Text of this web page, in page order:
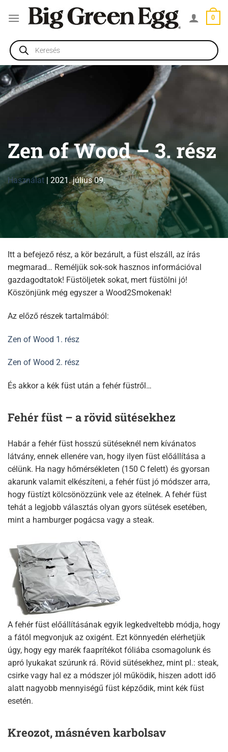
0
Products
search
Zen of Wood – 3. rész
Használat 2021. július 09.
Itt a befejező rész, a kör bezárult, a füst elszáll, az írás
megmarad… Reméljük sok-sok hasznos információval
gazdagodtatok! Füstöljetek sokat, mert füstölni jó!
Köszönjünk még egyszer a Wood2Smokenak!
Az előző részek tartalmából:
Zen of Wood 1. rész
Zen of Wood 2. rész
És akkor a kék füst után a fehér füstről…
Fehér füst – a rövid sütésekhez
Habár a fehér füst hosszú sütéseknél nem kívánatos
látvány, ennek ellenére van, hogy ilyen füst előállítása a
célünk. Ha nagy hőmérsékleten (150 C felett) és gyorsan
akarunk valamit elkészíteni, a fehér füst jó módszer arra,
hogy füstízt kölcsönözzünk vele az ételnek. A fehér füst
tehát a legjobb választás olyan gyors sütések esetében,
mint a hamburger pogácsa vagy a steak.
A fehér füst előállításának egyik legkedveltebb módja, hogy
a fától megvonjuk az oxigént. Ezt könnyedén elérhetjük
úgy, hogy egy marék faaprítékot fóliába csomagolunk és
apró lyukakat szúrunk rá. Rövid sütésekhez, mint pl.: steak,
csirke vagy hal ez a módszer jól működik, hiszen adott idő
alatt nagyobb mennyiségű füst képződik, mint kék füst
esetén.
Kreozot, másnéven karbolsav